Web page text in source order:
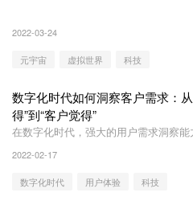
构建后人类社会。
2022-03-24
元宇宙 虚拟世界 科技
数字化时代如何洞察客户需求：
得”到“客户觉得”
在数字化时代，强大的用户需求洞察
关键因素，是企业经营的重中之重。
2022-02-17
数字化时代 用户体验 科技